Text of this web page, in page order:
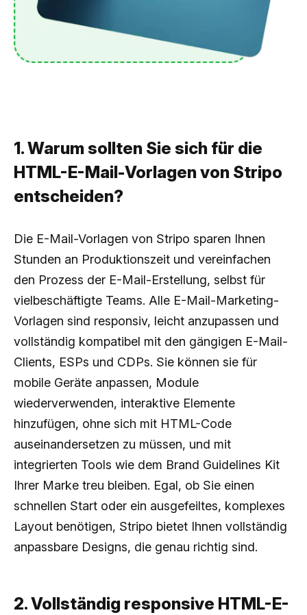
1. Warum sollten Sie sich für die
HTML-E-Mail-Vorlagen von Stripo
entscheiden?
Die E-Mail-Vorlagen von Stripo sparen Ihnen
Stunden an Produktionszeit und vereinfachen
den Prozess der E-Mail-Erstellung, selbst für
vielbeschäftigte Teams. Alle E-Mail-Marketing-
Vorlagen sind responsiv, leicht anzupassen und
vollständig kompatibel mit den gängigen E-Mail-
Clients, ESPs und CDPs. Sie können sie für
mobile Geräte anpassen, Module
wiederverwenden, interaktive Elemente
hinzufügen, ohne sich mit HTML-Code
auseinandersetzen zu müssen, und mit
integrierten Tools wie dem Brand Guidelines Kit
Ihrer Marke treu bleiben. Egal, ob Sie einen
schnellen Start oder ein ausgefeiltes, komplexes
Layout benötigen, Stripo bietet Ihnen vollständig
anpassbare Designs, die genau richtig sind.
2. Vollständig responsive HTML-E-